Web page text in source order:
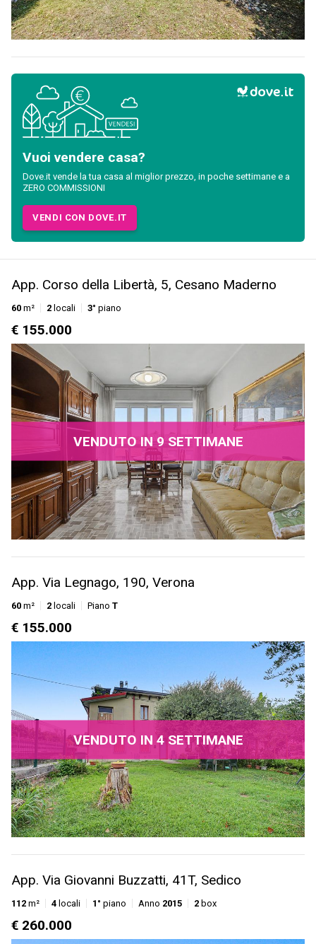
Vuoi vendere casa?
Dove.it vende la tua casa al miglior prezzo, in poche settimane e a
ZERO COMMISSIONI
VENDI CON DOVE.IT
App. Corso della Libertà, 5, Cesano Maderno
60 m² 2 locali 3° piano
€ 155.000
VENDUTO IN 9 SETTIMANE
App. Via Legnago, 190, Verona
60 m² 2 locali Piano T
€ 155.000
VENDUTO IN 4 SETTIMANE
App. Via Giovanni Buzzatti, 41T, Sedico
112 m² 4 locali 1° piano Anno 2015 2 box
€ 260.000